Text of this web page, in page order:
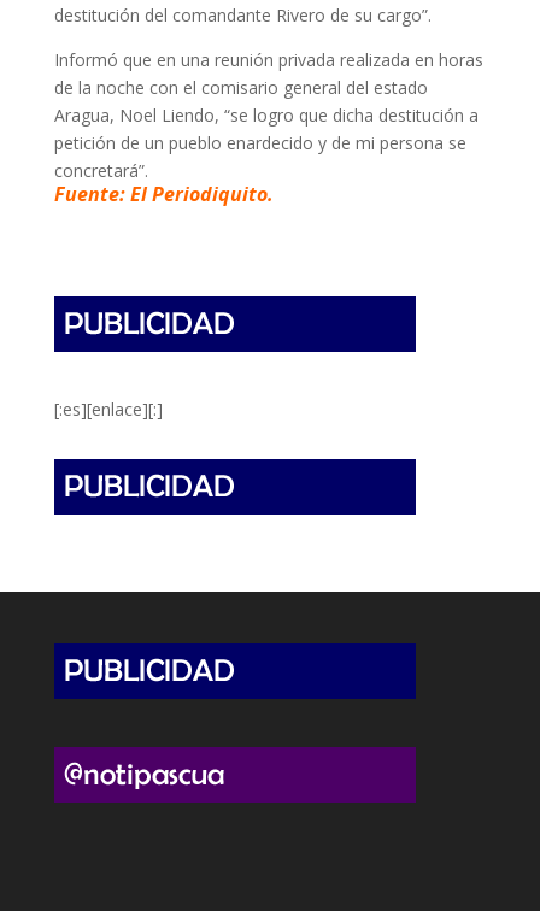
destitución del comandante Rivero de su cargo”.
Informó que en una reunión privada realizada en horas
de la noche con el comisario general del estado
Aragua, Noel Liendo, “se logro que dicha destitución a
petición de un pueblo enardecido y de mi persona se
concretará”.
Fuente: El Periodiquito.
[:es][enlace][:]